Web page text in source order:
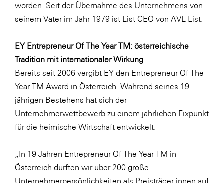
worden. Seit der Übernahme des Unternehmens von
seinem Vater im Jahr 1979 ist List CEO von AVL List.
EY Entrepreneur Of The Year TM: österreichische
Tradition mit internationaler Wirkung
Bereits seit 2006 vergibt EY den Entrepreneur Of The
Year TM Award in Österreich. Während seines 19-
jährigen Bestehens hat sich der
Unternehmerwettbewerb zu einem jährlichen Fixpunkt
für die heimische Wirtschaft entwickelt.
„In 19 Jahren Entrepreneur Of The Year TM in
Österreich durften wir über 200 große
Unternehmerpersönlichkeiten als Preisträger:innen auf